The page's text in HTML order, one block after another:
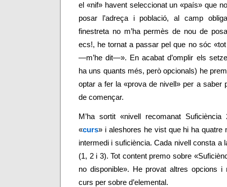
el «nif» havent seleccionat un «país» que
posar l’adreça i població, al camp
finestreta no m’ha permès de nou de
ecs!, he tornat a passar pel que no sóc
—m’he dit—». En acabat d’omplir els
ha uns quants més, però opcionals) he
optar a fer la «prova de nivell» per a saber
de començar.
M’ha sortit «nivell recomanat
«curs» i aleshores he vist que hi ha quatre
intermedi i suficiència. Cada nivell consta a
(1, 2 i 3). Tot content premo sobre
no disponible». He provat altres opcions i
curs per sobre d’elemental.